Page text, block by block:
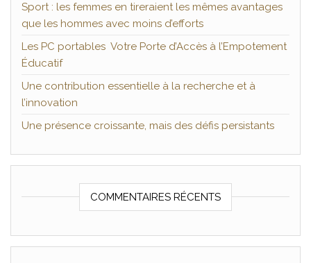
Sport : les femmes en tireraient les mêmes avantages
que les hommes avec moins d’efforts
Les PC portables Votre Porte d’Accès à l’Empotement
Éducatif
Une contribution essentielle à la recherche et à
l’innovation
Une présence croissante, mais des défis persistants
COMMENTAIRES RÉCENTS